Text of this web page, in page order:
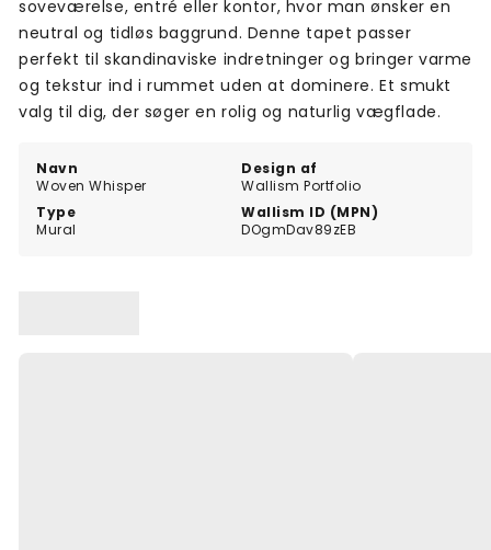
Navn
Woven Whisper
Design af
Wallism Portfolio
Type
Mural
Wallism ID (MPN)
DOgmDav89zEB
soveværelse, entré eller kontor, hvor man ønsker en
neutral og tidløs baggrund. Denne tapet passer
perfekt til skandinaviske indretninger og bringer varme
og tekstur ind i rummet uden at dominere. Et smukt
valg til dig, der søger en rolig og naturlig vægflade.